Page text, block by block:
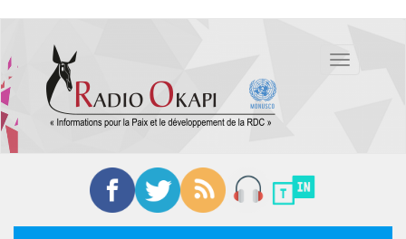
contenu
principal
Toggle